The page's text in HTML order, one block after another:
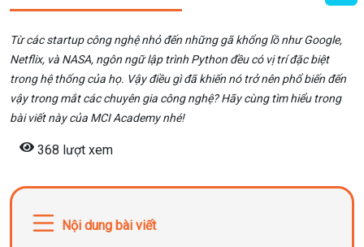
Từ các startup công nghệ nhỏ đến những gã khổng lồ như Google,
Netflix, và NASA, ngôn ngữ lập trình Python đều có vị trí đặc biệt
trong hệ thống của họ. Vậy điều gì đã khiến nó trở nên phổ biến đến
vậy trong mắt các chuyên gia công nghệ? Hãy cùng tìm hiểu trong
bài viết này của MCI Academy nhé!
368 lượt xem
Nội dung bài viết